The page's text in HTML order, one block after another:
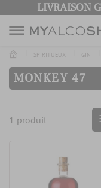
LIVRAISON
SPIRITUEUX GIN
MONKEY 47
1 produit